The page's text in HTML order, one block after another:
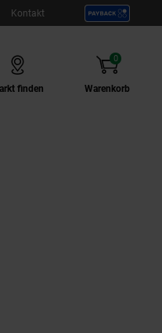
Kontakt
finden Warenkorb
0
Artikel